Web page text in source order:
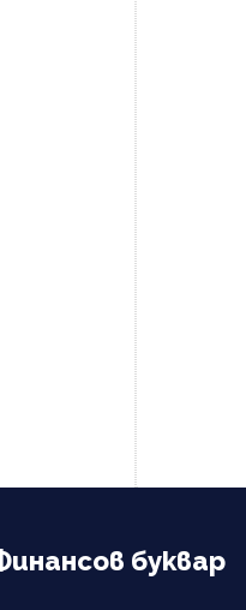
буквар